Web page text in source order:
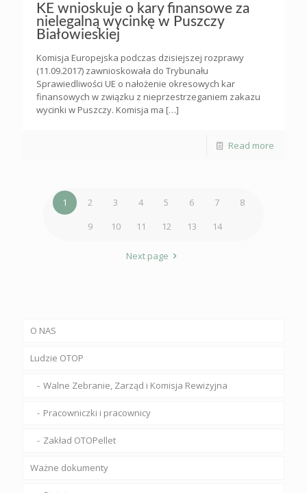
KE wnioskuje o kary finansowe za
nielegalną wycinkę w Puszczy
Białowieskiej
Komisja Europejska podczas dzisiejszej rozprawy
(11.09.2017) zawnioskowała do Trybunału
Sprawiedliwości UE o nałożenie okresowych kar
finansowych w związku z nieprzestrzeganiem zakazu
wycinki w Puszczy. Komisja ma […]
Read more
1 2 3 4 5 6 7
8
9
10 11 12 13 14
Next page
O NAS
Ludzie OTOP
Walne Zebranie, Zarząd i Komisja Rewizyjna
Pracowniczki i pracownicy
Zakład OTOPellet
Ważne dokumenty